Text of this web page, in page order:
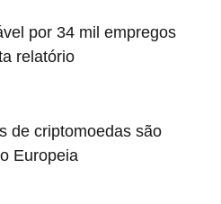
por 34 mil empregos
relatório
de criptomoedas são
Europeia